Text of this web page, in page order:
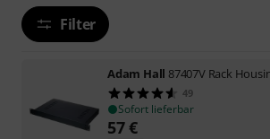
Filter
Adam Hall 87407V Rack
49
Sofort lieferbar
57€